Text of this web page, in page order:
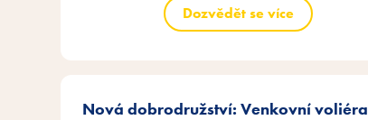
Dozvědět se více
Nová dobrodružství: Venkovní voliéra